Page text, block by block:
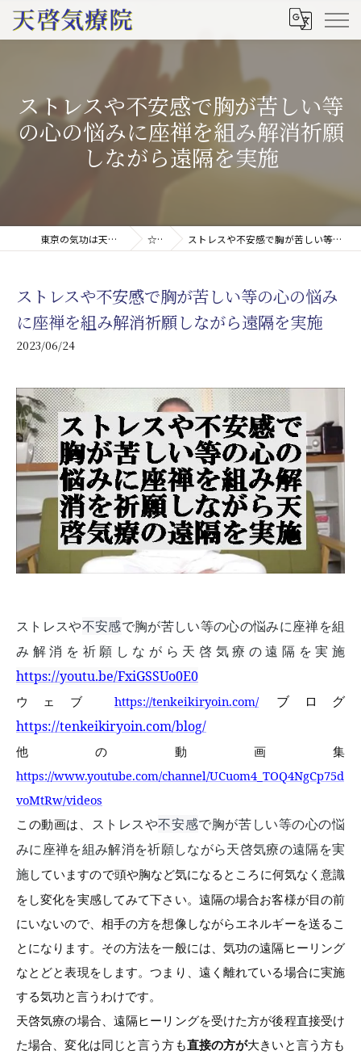
ストレスや不安感で胸が苦しい等
の心の悩みに座禅を組み解消祈願
しながら遠隔を実施
東京の気功は天啓気療院(天啓気功療法治療院) ☆ブログ ストレスや不安感で胸が苦しい等の心の悩みに座禅を組み解消祈願しながら遠隔を実施
ストレスや不安感で胸が苦しい等の心の悩み
に座禅を組み解消祈願しながら遠隔を実施
2023/06/24
ストレスや不安感で胸が苦しい等の心の悩みに座禅を組
み解消を祈願しながら天啓気療の遠隔を実施
https://youtu.be/FxiGSSUo0E0
ウェブhttps://tenkeikiryoin.com/
ブログ
https://tenkeikiryoin.com/blog/
他の動画集
https://www.youtube.com/channel/UCuom4_TOQ4NgCp75d
voMtRw/videos
この動画は、 ストレスや不安感で胸が苦しい等の心の悩
みに座禅を組み解消を祈願しながら天啓気療の遠隔を実
施していますので頭や胸など気になるところに何気なく意識
をし変化を実感してみて下さい。遠隔の場合お客様が目の前
にいないので、相手の方を想像しながらエネルギーを送るこ
とになります。その方法を一般には、気功の遠隔ヒーリング
なとどと表現をします。つまり、遠く離れている場合に実施
する気功と言うわけです。
天啓気療の場合、遠隔ヒーリングを受けた方が後程直接受け
た場合、変化は同じと言う方も直接の方が大きいと言う方も